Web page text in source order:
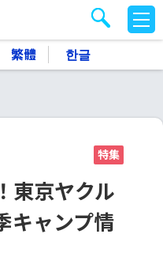
繁體 한글
M
E
特集
東京ヤクル
キャンプ情